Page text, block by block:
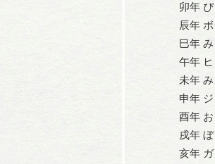
卯年 ぴ
辰年
巳年 み
午年
未年 み
申年
酉年 お
戌
亥年